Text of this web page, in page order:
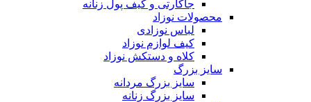
جاکارتی و کیف پول زنانه
محصولات نوزاد
لباس نوزادی
کیف لوازم نوزاد
کلاه و دستکش نوزاد
سایز بزرگ
سایز بزرگ مردانه
سایز بزرگ زنانه